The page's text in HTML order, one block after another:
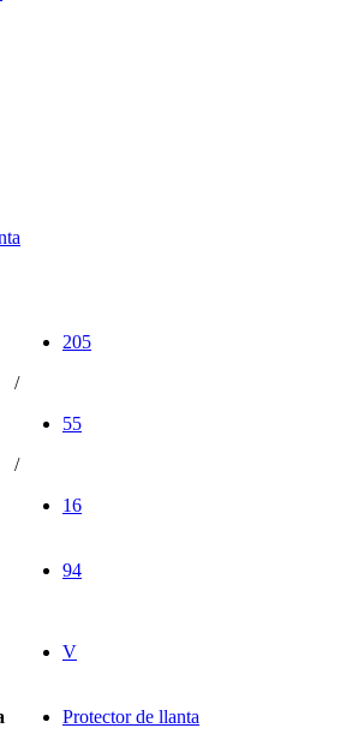
205
/
55
/
16
94
V
Protector de llanta